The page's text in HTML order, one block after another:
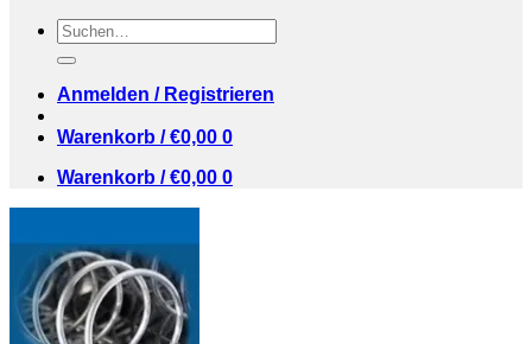
Suchen
nach:
Anmelden / Registrieren
Warenkorb /€0,00 0
Warenkorb /€0,00 0